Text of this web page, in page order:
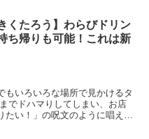
くたろう】わらびドリン
ち帰りも可能！これは新
もいろいろな場所で見かけるタ
でドハマりしてしまい、お店
たい！」の呪文のように唱えら